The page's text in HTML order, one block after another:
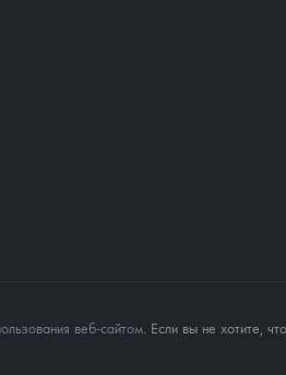
веб-сайтом. Если вы не хотите,